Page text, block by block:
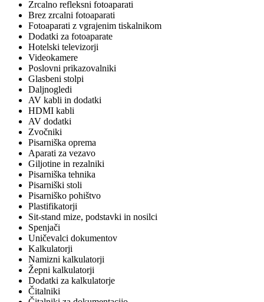
Zrcalno refleksni fotoaparati
Brez zrcalni fotoaparati
Fotoaparati z vgrajenim tiskalnikom
Dodatki za fotoaparate
Hotelski televizorji
Videokamere
Poslovni prikazovalniki
Glasbeni stolpi
Daljnogledi
AV kabli in dodatki
HDMI kabli
AV dodatki
Zvočniki
Pisarniška oprema
Aparati za vezavo
Giljotine in rezalniki
Pisarniška tehnika
Pisarniški stoli
Pisarniško pohištvo
Plastifikatorji
Sit-stand mize, podstavki in nosilci
Spenjači
Uničevalci dokumentov
Kalkulatorji
Namizni kalkulatorji
Žepni kalkulatorji
Dodatki za kalkulatorje
Čitalniki